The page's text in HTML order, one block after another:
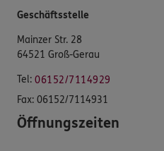
Geschäftsstelle
Mainzer Str. 28
64521 Groß-Gerau
Tel: 06152/7114929
Fax: 06152/7114931
Öffnungszeiten